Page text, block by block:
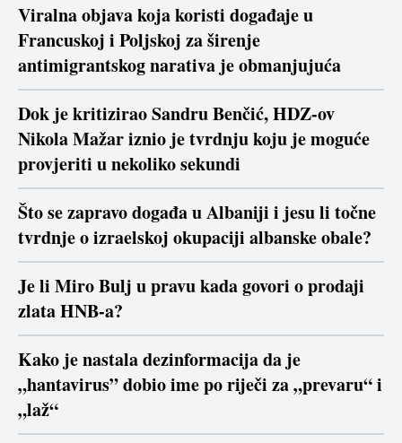
Viralna objava koja koristi događaje u
Francuskoj i Poljskoj za širenje
antimigrantskog narativa je obmanjujuća
Dok je kritizirao Sandru Benčić, HDZ-ov
Nikola Mažar iznio je tvrdnju koju je moguće
provjeriti u nekoliko sekundi
Što se zapravo događa u Albaniji i jesu li točne
tvrdnje o izraelskoj okupaciji albanske obale?
Je li Miro Bulj u pravu kada govori o prodaji
zlata HNB-a?
Kako je nastala dezinformacija da je
„hantavirus” dobio ime po riječi za „prevaru“ i
„laž“